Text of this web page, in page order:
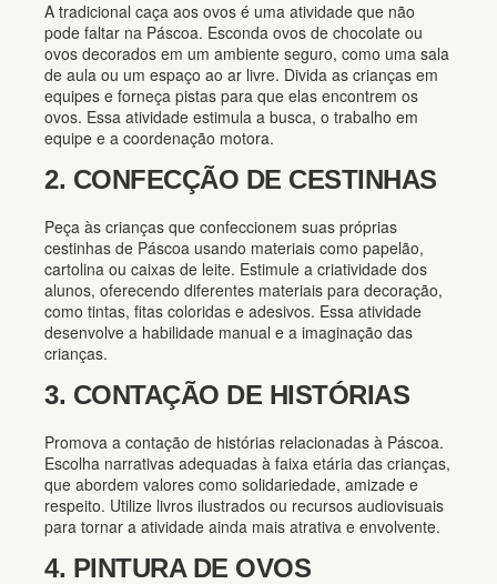
A tradicional caça aos ovos é uma atividade que não
pode faltar na Páscoa. Esconda ovos de chocolate ou
ovos decorados em um ambiente seguro, como uma sala
de aula ou um espaço ao ar livre. Divida as crianças em
equipes e forneça pistas para que elas encontrem os
ovos. Essa atividade estimula a busca, o trabalho em
equipe e a coordenação motora.
2. CONFECÇÃO DE CESTINHAS
Peça às crianças que confeccionem suas próprias
cestinhas de Páscoa usando materiais como papelão,
cartolina ou caixas de leite. Estimule a criatividade dos
alunos, oferecendo diferentes materiais para decoração,
como tintas, fitas coloridas e adesivos. Essa atividade
desenvolve a habilidade manual e a imaginação das
crianças.
3. CONTAÇÃO DE HISTÓRIAS
Promova a contação de histórias relacionadas à Páscoa.
Escolha narrativas adequadas à faixa etária das crianças,
que abordem valores como solidariedade, amizade e
respeito. Utilize livros ilustrados ou recursos audiovisuais
para tornar a atividade ainda mais atrativa e envolvente.
4. PINTURA DE OVOS